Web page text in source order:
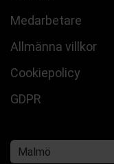
Medarbetare
Allmänna villkor
Cookiepolicy
GDPR